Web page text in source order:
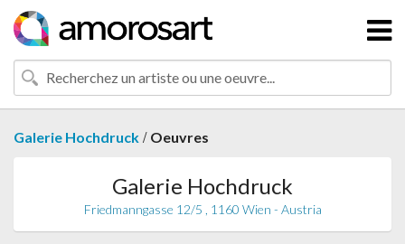
Galerie Hochdruck / Oeuvres
Galerie Hochdruck
Friedmanngasse 12/5 , 1160 Wien - Austria